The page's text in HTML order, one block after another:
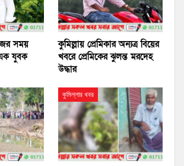
সময়
এক যুবক
কুমিল্লায় প্রেমিকার অন্যত্র বিয়ের
খবরে প্রেমিকের ঝুলন্ত মরদেহ
উদ্ধার
কুমিল্লার খবর